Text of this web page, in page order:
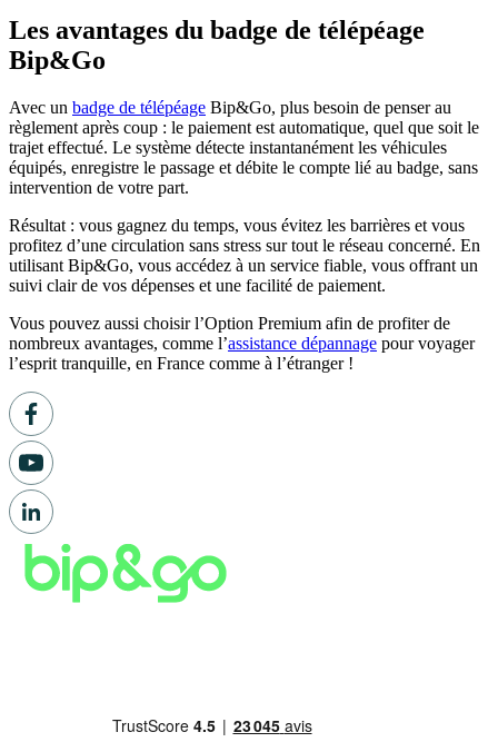
Les avantages du badge de télépéage
Bip&Go
Avec un badge de télépéage Bip&Go, plus besoin de penser au
règlement après coup : le paiement est automatique, quel que soit le
trajet effectué. Le système détecte instantanément les véhicules
équipés, enregistre le passage et débite le compte lié au badge, sans
intervention de votre part.
Résultat : vous gagnez du temps, vous évitez les barrières et vous
profitez d’une circulation sans stress sur tout le réseau concerné. En
utilisant Bip&Go, vous accédez à un service fiable, vous offrant un
suivi clair de vos dépenses et une facilité de paiement.
Vous pouvez aussi choisir l’Option Premium afin de profiter de
nombreux avantages, comme l’assistance dépannage pour voyager
l’esprit tranquille, en France comme à l’étranger !